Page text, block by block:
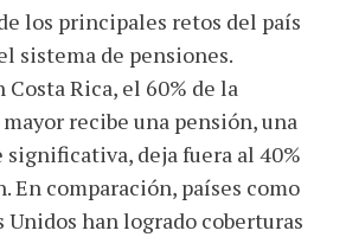
los principales retos del país
sistema de pensiones.
Rica, el 60% de la
recibe una pensión, una
significativa, deja fuera al 40%
En comparación, países como
Unidos han logrado coberturas